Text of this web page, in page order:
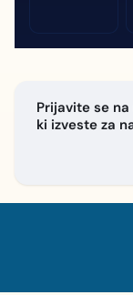
Prijavite se
ki izveste za